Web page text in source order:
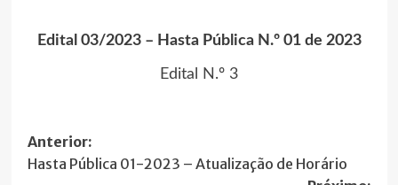
Edital 03/2023 – Hasta Pública N.º 01 de 2023
Edital N.º 3
Navegação
de
Anterior:
Hasta Pública 01-2023 – Atualização de Horário